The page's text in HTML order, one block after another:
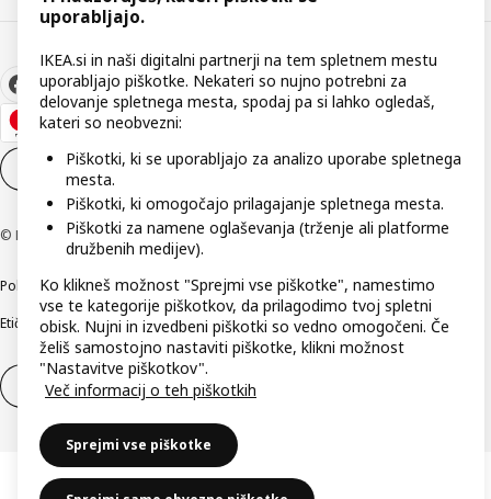
Nastavitve piškotkov SL
© Inter IKEA Systems B.V. 1999–2026
Politika zasebnostiPravilnik o piškotkihPogoji poslovanjaPodatki o podjetju
Etično odkrivanje varnostnih pomanjkljivostiDigitalna dostopnost
Odstop od pogodbe Odstop od pogodbe (storitve)
uporabljajo.
IKEA.si in naši digitalni partnerji na tem spletnem mestu
uporabljajo piškotke. Nekateri so nujno potrebni za
delovanje spletnega mesta, spodaj pa si lahko ogledaš,
kateri so neobvezni:
Piškotki, ki se uporabljajo za analizo uporabe spletnega
mesta.
Piškotki, ki omogočajo prilagajanje spletnega mesta.
Piškotki za namene oglaševanja (trženje ali platforme
družbenih medijev).
Ko klikneš možnost "Sprejmi vse piškotke", namestimo
vse te kategorije piškotkov, da prilagodimo tvoj spletni
obisk. Nujni in izvedbeni piškotki so vedno omogočeni. Če
želiš samostojno nastaviti piškotke, klikni možnost
"Nastavitve piškotkov".
Več informacij o teh piškotkih
Sprejmi vse piškotke